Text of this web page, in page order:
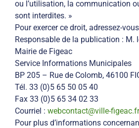
ou l’utilisation, la communication
sont interdites. »
Pour exercer ce droit, adressez-
Responsable de la publication : M.
Mairie de Figeac
Service Informations Municipales
BP 205 – Rue de Colomb, 46100
Tél. 33 (0)5 65 50 05 40
Fax 33 (0)5 65 34 02 33
Courriel : webcontact@ville-figeac.fr
Pour plus d’informations